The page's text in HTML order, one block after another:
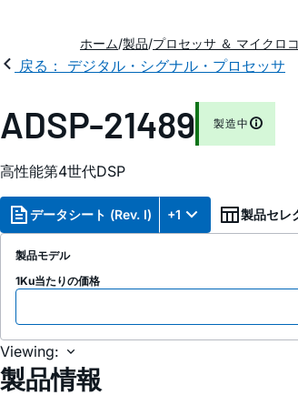
ホーム 製品 プロセッサ ＆ マイクロ
戻る： デジタル・シグナル・プロセッサ
ADSP-21489 製造中
高性能第4世代DSP
データシート (Rev. I) +1 製品セレ
製品モデル
1Ku当たりの価格
Viewing:
製品情報